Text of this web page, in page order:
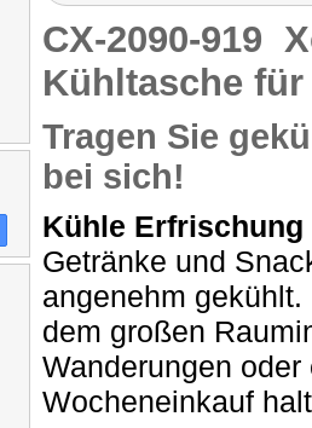
CX-2090-919
Kühltasche
Tragen Sie
bei sich!
Kühle Erfrischung
Getränke und
angenehm
dem großen
Wanderungen
Wocheneinkauf